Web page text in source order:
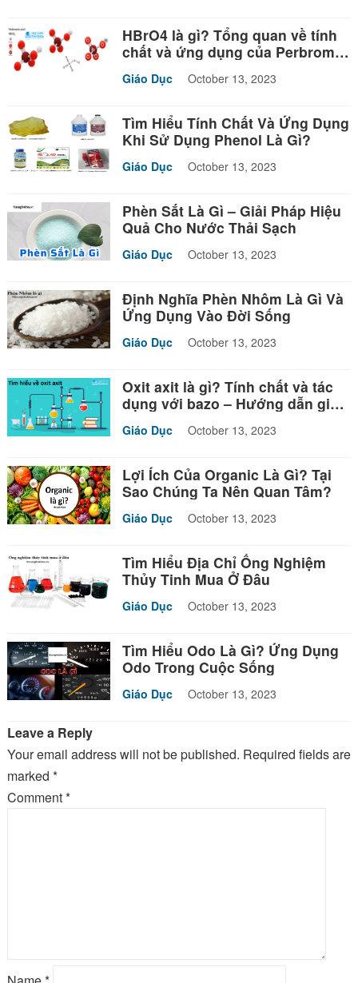
HBrO4 là gì? Tổng quan về tính
chất và ứng dụng của Perbromic
Giáo Dục October 13, 2023
Tìm Hiểu Tính Chất Và Ứng Dụng
Khi Sử Dụng Phenol Là Gì?
Giáo Dục October 13, 2023
Phèn Sắt Là Gì – Giải Pháp Hiệu
Quả Cho Nước Thải Sạch
Giáo Dục October 13, 2023
Định Nghĩa Phèn Nhôm Là Gì Và
Ứng Dụng Vào Đời Sống
Giáo Dục October 13, 2023
Oxit axit là gì? Tính chất và tác
dụng với bazo – Hướng dẫn giải
Giáo Dục October 13, 2023
Lợi Ích Của Organic Là Gì? Tại
Sao Chúng Ta Nên Quan Tâm?
Giáo Dục October 13, 2023
Tìm Hiểu Địa Chỉ Ống Nghiệm
Thủy Tinh Mua Ở Đâu
Giáo Dục October 13, 2023
Tìm Hiểu Odo Là Gì? Ứng Dụng
Odo Trong Cuộc Sống
Giáo Dục October 13, 2023
Leave a Reply
Your email address will not be published. Required fields are
marked *
Comment*